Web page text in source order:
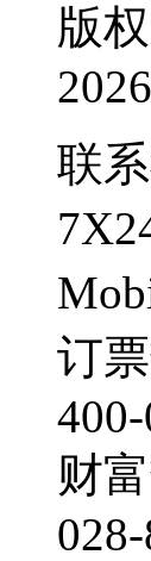
版
2026
联
订
财